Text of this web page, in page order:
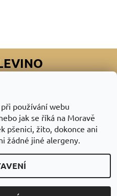
práva vyhrazena
Shoptet
používání webu
jak se říká na Moravě
pšenici, žito, dokonce ani
žádné jiné alergeny.